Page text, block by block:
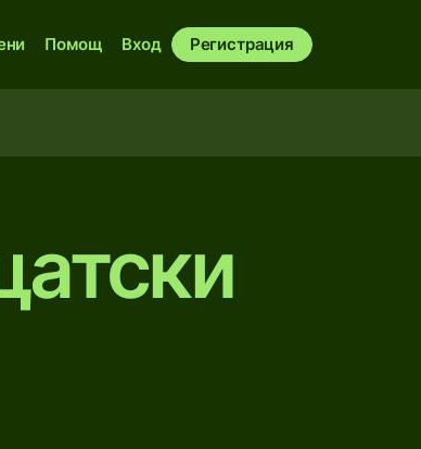
Помощ Вход Регистрация